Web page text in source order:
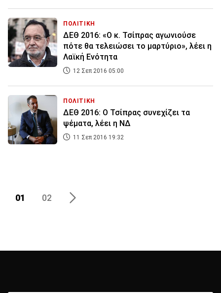
ΠΟΛΙΤΙΚΗ
ΔΕΘ 2016: «Ο κ. Τσίπρας αγωνιούσε
πότε θα τελειώσει το μαρτύριο», λέει η
Λαϊκή Ενότητα
12 Σεπ 2016 05:00
ΠΟΛΙΤΙΚΗ
ΔΕΘ 2016: Ο Τσίπρας συνεχίζει τα
ψέματα, λέει η ΝΔ
11 Σεπ 2016 19:32
01 02